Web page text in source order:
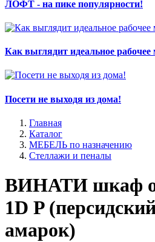
ЛОФТ - на пике популярности!
Как выглядит идеальное рабочее
Посети не выходя из дома!
Главная
Каталог
МЕБЕЛЬ по назначению
Стеллажи и пеналы
ВИНАТИ шкаф
1D P
амарок)